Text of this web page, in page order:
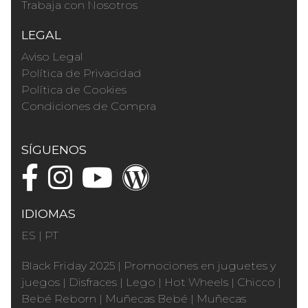
Trabaja con Nosotros
LEGAL
Aviso Legal
Política de Privacidad
Política de Cookies
Condiciones de Compra
SÍGUENOS
IDIOMAS
ES | PT
Black Friday 2025 | Promociones en juguetes y
juegos | Disfraces | Lego | Hot Wheels | Chicco |
Bebé Reborn | Muñecas Bebé | Muñecas